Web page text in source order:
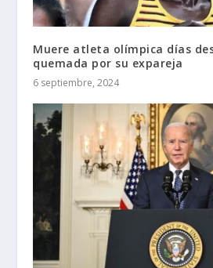
Muere atleta olímpica días
quemada por su expareja
6 septiembre, 2024